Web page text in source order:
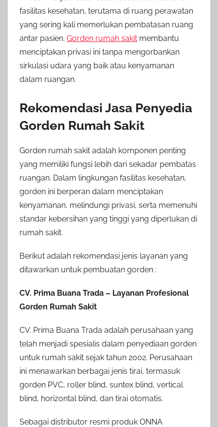
fasilitas kesehatan, terutama di ruang perawatan
yang sering kali memerlukan pembatasan ruang
antar pasien. Gorden rumah sakit membantu
menciptakan privasi ini tanpa mengorbankan
sirkulasi udara yang baik atau kenyamanan
dalam ruangan.
Rekomendasi Jasa Penyedia
Gorden Rumah Sakit
Gorden rumah sakit adalah komponen penting
yang memiliki fungsi lebih dari sekadar pembatas
ruangan. Dalam lingkungan fasilitas kesehatan,
gorden ini berperan dalam menciptakan
kenyamanan, melindungi privasi, serta memenuhi
standar kebersihan yang tinggi yang diperlukan di
rumah sakit.
Berikut adalah rekomendasi jenis layanan yang
ditawarkan untuk pembuatan gorden :
CV. Prima Buana Trada – Layanan Profesional
Gorden Rumah Sakit
CV. Prima Buana Trada adalah perusahaan yang
telah menjadi spesialis dalam penyediaan gorden
untuk rumah sakit sejak tahun 2002. Perusahaan
ini menawarkan berbagai jenis tirai, termasuk
gorden PVC, roller blind, suntex blind, vertical
blind, horizontal blind, dan tirai otomatis.
Sebagai distributor resmi produk ONNA